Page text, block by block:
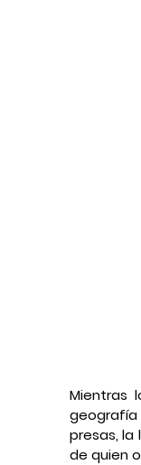
Mientras
geografía
presas, la
de quien